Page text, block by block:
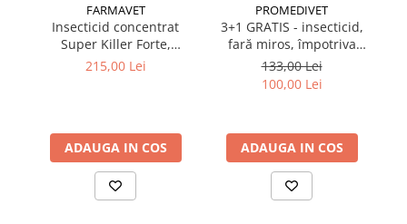
FARMAVET
Insecticid concentrat
Super Killer Forte,
acțiune acaricidă, flacon
215,00 Lei
ADAUGA IN COS
PROMEDIVET
3+1 GRATIS - insecticid,
fară miros, împotriva
muștelor, Sojet 10 gr
133,00 Lei
100,00 Lei
ADAUGA IN COS